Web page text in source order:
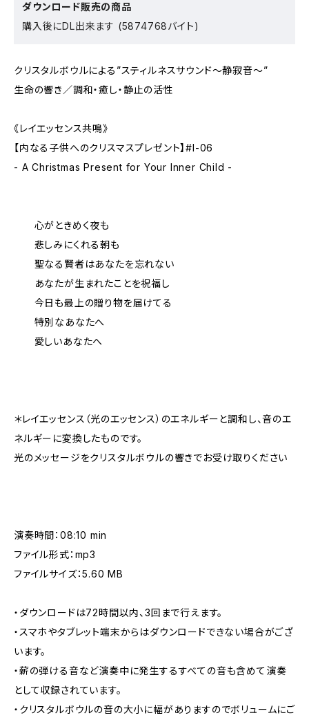
ダウンロード販売の商品
購入後にDL出来ます (5874768バイト)
クリスタルボウルによる”スティルネスサウンド～静寂音～”
生命の響き／調和・癒し・静止の活性
《レイエッセンス共鳴》
【内なる子供へのクリスマスプレゼント】#I-06
- A Christmas Present for Your Inner Child -
心がときめく夜も
悲しみにくれる朝も
聖なる賢者はあなたを忘れない
あなたが生まれたことを祝福し
今日も最上の贈り物を届けてる
特別なあなたへ
愛しいあなたへ
＊レイエッセンス（光のエッセンス）のエネルギーと調和し、音のエ
ネルギーに変換したものです。
光のメッセージをクリスタルボウルの響きでお受け取りください
演奏時間：08:10 min
ファイル形式：mp3
ファイルサイズ：5.60 MB
・ダウンロードは72時間以内、3回まで行えます。
・スマホやタブレット端末からはダウンロードできない場合がござ
います。
・薪の弾ける音など演奏中に発生するすべての音も含めて演奏
として収録されています。
・クリスタルボウルの音の大小に幅がありますのでボリュームにご